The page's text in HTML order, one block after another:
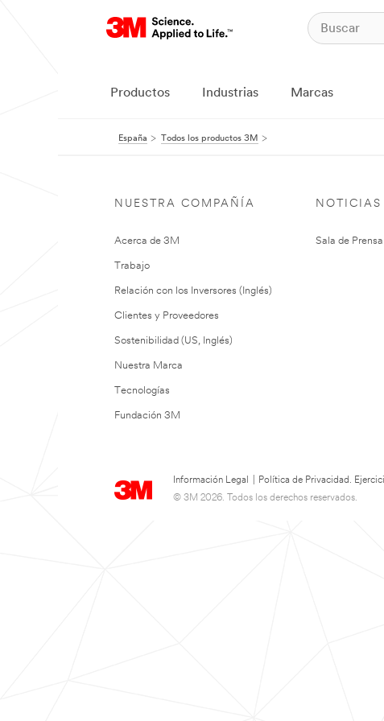
Productos Industrias Marcas
España Todos los productos 3M
NUESTRA COMPAÑÍA
Acerca de 3M
Trabajo
Relación con los Inversores (Inglés)
Clientes y Proveedores
Sostenibilidad (US, Inglés)
Nuestra Marca
Tecnologías
Fundación 3M
NOTICIAS
Sala de Prensa
Información Legal Política de Privacidad.
© 3M 2026. Todos los derechos reservados.